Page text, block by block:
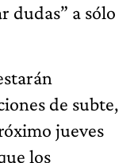
dudas” a sólo
de subte,
jueves
los